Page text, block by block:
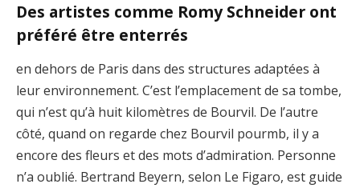
Des artistes comme Romy Schneider ont
préféré être enterrés
en dehors de Paris dans des structures adaptées à
leur environnement. C’est l’emplacement de sa tombe,
qui n’est qu’à huit kilomètres de Bourvil. De l’autre
côté, quand on regarde chez Bourvil pourmb, il y a
encore des fleurs et des mots d’admiration. Personne
n’a oublié. Bertrand Beyern, selon Le Figaro, est guide